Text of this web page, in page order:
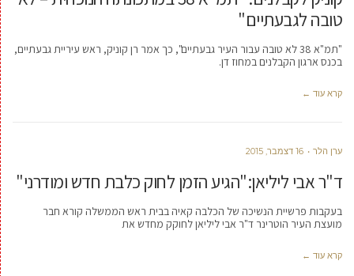
טובה לגבעתיים"
"תמ"א 38 לא טובה עבור העיר גבעתיים", כך אמר רן קוניק, ראש עיריית גבעתיים,
בכנס ארגון הקבלנים במחוז דן.
קרא עוד ←
ערן הלר 16 דצמבר, 2015
ד"ר אבי ליליאן:"הגיע הזמן לחוק כלבת חדש ומודרני"
בעקבות פרשיית הנשיכה של הכלבה קאיה בבית ראש הממשלה קורא חבר
מועצת העיר הוטרינר ד"ר אבי ליליאן לחוקק מחדש את
קרא עוד ←